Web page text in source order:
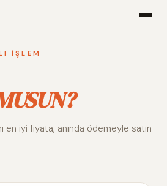
Alım
İŞLEM
en iyi fiyata, anında ödemeyle satın